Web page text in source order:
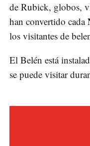
de Rubick, globos,
han convertido cada
los visitantes de
El Belén está
se puede visitar